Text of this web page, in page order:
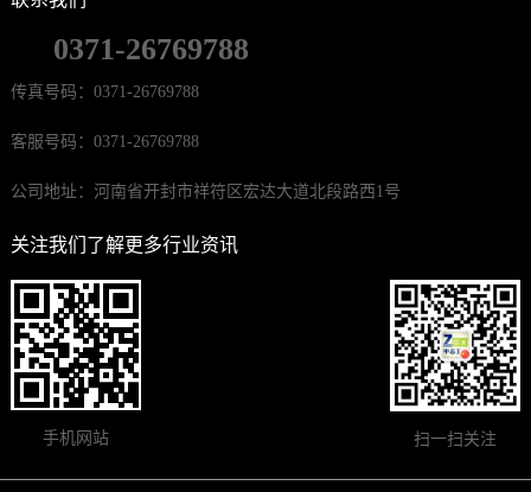
0371-26769788
传真号码：0371-26769788
客服号码：0371-26769788
公司地址：河南省开封市祥符区宏达大道北段路西1号
关注我们了解更多行业资讯
手机网站 扫一扫关注